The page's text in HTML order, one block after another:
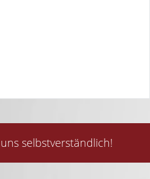
selbstverständlich!